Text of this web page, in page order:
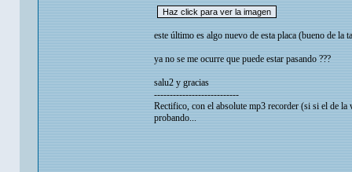
este último es algo nuevo de esta placa (bueno de
ya no se me ocurre que puede estar pasando ???
salu2 y gracias
---------------------------
Rectifico, con el absolute mp3 recorder (si si el de
probando...